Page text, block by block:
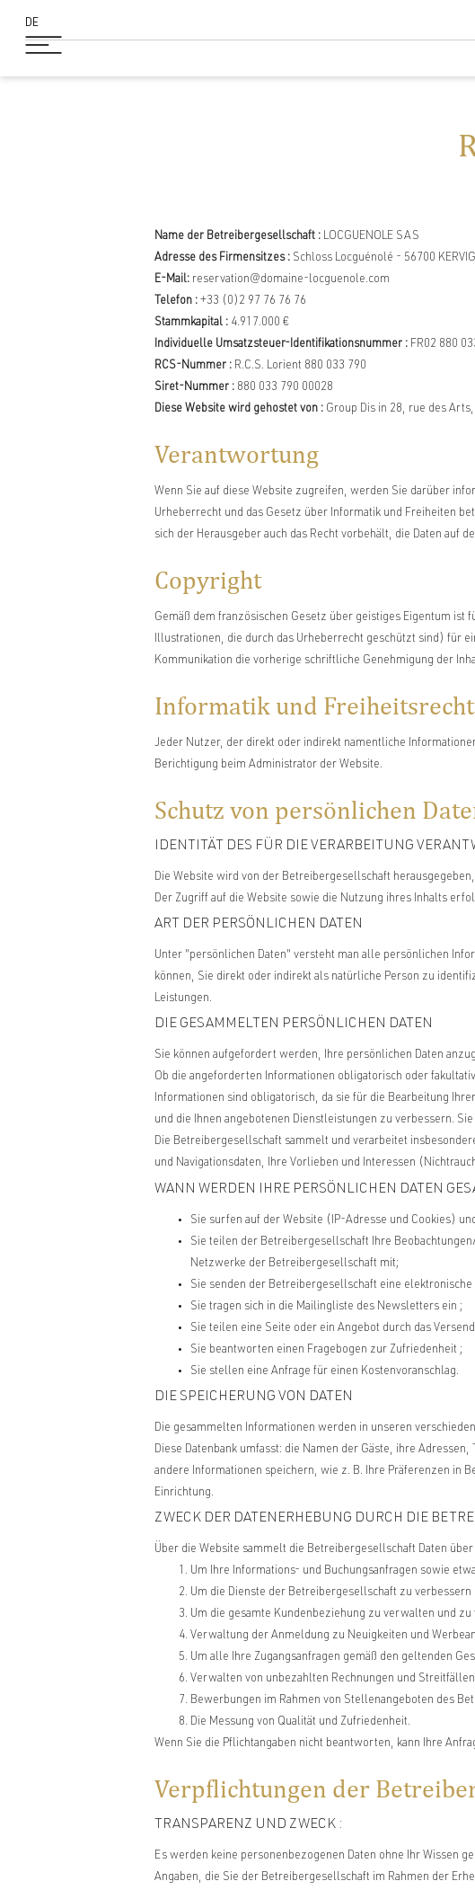
DE
Name der Betreibergesellschaft : LOCGUENOLE SAS
Adresse des Firmensitzes : Schloss Locguénolé - 56700
E-Mail: reservation@domaine-locguenole.com
Telefon : +33 (0)2 97 76 76 76
Stammkapital : 4.917.000 €
Individuelle Umsatzsteuer-Identifikationsnummer : FR02 880
RCS-Nummer : R.C.S. Lorient 880 033 790
Siret-Nummer : 880 033 790 00028
Diese Website wird gehostet von : Group Dis in 28, rue des
Verantwortung
Wenn Sie auf diese Website zugreifen, werden Sie darüber
Urheberrecht und das Gesetz über Informatik und Freiheiten
sich der Herausgeber auch das Recht vorbehält, die Daten auf
Copyright
Gemäß dem französischen Gesetz über geistiges Eigentum
Illustrationen, die durch das Urheberrecht geschützt sind) für
Kommunikation die vorherige schriftliche Genehmigung der
Informatik und
Jeder Nutzer, der direkt oder indirekt namentliche
Berichtigung beim Administrator der Website.
Schutz von persönlichen
IDENTITÄT DES FÜR DIE VERARBEITUNG
Die Website wird von der Betreibergesellschaft
Der Zugriff auf die Website sowie die Nutzung ihres Inhalts
ART DER PERSÖNLICHEN DATEN
Unter "persönlichen Daten" versteht man alle persönlichen
können, Sie direkt oder indirekt als natürliche Person zu
Leistungen.
DIE GESAMMELTEN PERSÖNLICHEN DATEN
Sie können aufgefordert werden, Ihre persönlichen Daten
Ob die angeforderten Informationen obligatorisch oder
Informationen sind obligatorisch, da sie für die Bearbeitung
und die Ihnen angebotenen Dienstleistungen zu verbessern.
Die Betreibergesellschaft sammelt und verarbeitet
und Navigationsdaten, Ihre Vorlieben und Interessen
WANN WERDEN IHRE PERSÖNLICHEN DATEN
Sie surfen auf der Website (IP-Adresse und Cookies)
Sie teilen der Betreibergesellschaft Ihre
Netzwerke der Betreibergesellschaft mit;
Sie senden der Betreibergesellschaft eine elektronische
Sie tragen sich in die Mailingliste des Newsletters ein ;
Sie teilen eine Seite oder ein Angebot durch das
Sie beantworten einen Fragebogen zur Zufriedenheit ;
Sie stellen eine Anfrage für einen Kostenvoranschlag.
DIE SPEICHERUNG VON DATEN
Die gesammelten Informationen werden in unseren
Diese Datenbank umfasst: die Namen der Gäste, ihre
andere Informationen speichern, wie z. B. Ihre Präferenzen in
Einrichtung.
ZWECK DER DATENERHEBUNG DURCH DIE
Über die Website sammelt die Betreibergesellschaft Daten
Um Ihre Informations- und Buchungsanfragen sowie
Um die Dienste der Betreibergesellschaft zu
Um die gesamte Kundenbeziehung zu verwalten und zu
Verwaltung der Anmeldung zu Neuigkeiten und
Um alle Ihre Zugangsanfragen gemäß den geltenden
Verwalten von unbezahlten Rechnungen und Streitfällen
Bewerbungen im Rahmen von Stellenangeboten des
Die Messung von Qualität und Zufriedenheit.
Wenn Sie die Pflichtangaben nicht beantworten, kann Ihre
Verpflichtungen der
TRANSPARENZ UND ZWECK :
Es werden keine personenbezogenen Daten ohne Ihr Wissen
Angaben, die Sie der Betreibergesellschaft im Rahmen der